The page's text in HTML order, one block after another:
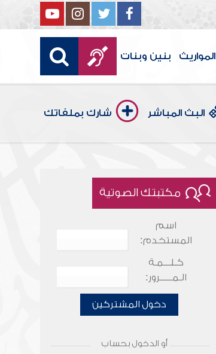
المواريث بنين وبنات
البث المباشر شارك بملفاتك
مكتبتك الصوتية
اسم
المستخدم:
كـلـــمـة
الـمـــــرور:
دخول المشتركين
أو الدخول بحساب